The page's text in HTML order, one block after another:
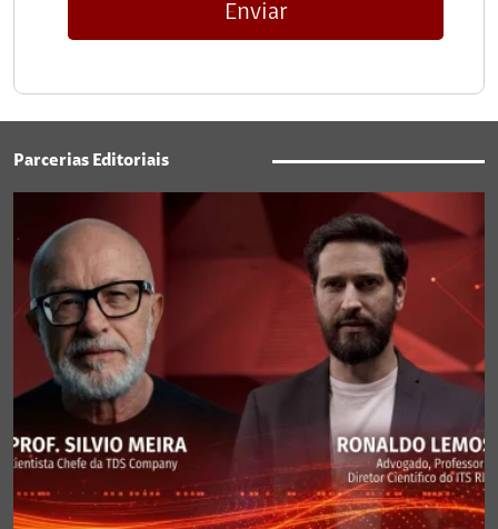
Enviar
Parcerias Editoriais